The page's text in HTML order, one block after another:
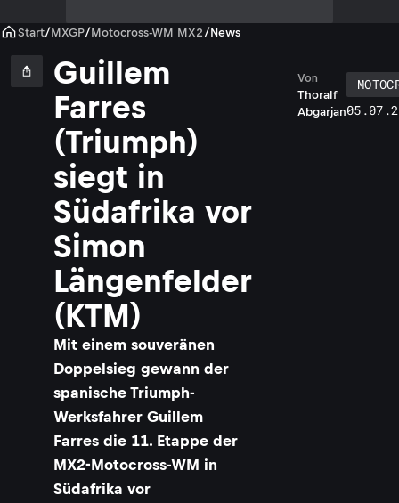
Start/MXGP/Motocross-WM MX2 /News
Guillem
Farres
(Triumph)
siegt in
Südafrika vor
Simon
Längenfelder
(KTM)
Mit einem souveränen
Doppelsieg gewann der
spanische Triumph-
Werksfahrer Guillem
Farres die 11. Etappe der
MX2-Motocross-WM in
Südafrika vor
Thoralf
Abgarjan
Von